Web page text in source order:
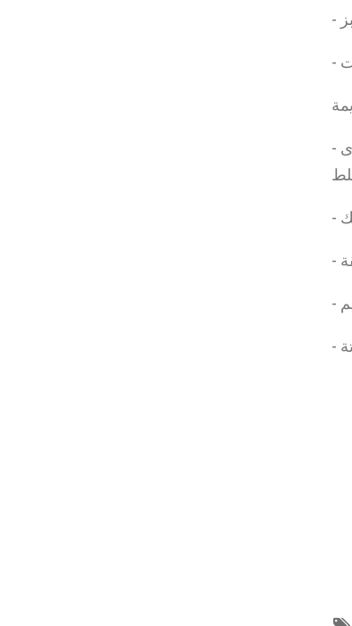
- يخفق البيتي سويس مع الكريمة والسكر، نضيف السكر، البيض الواحدة تلو الأخرى